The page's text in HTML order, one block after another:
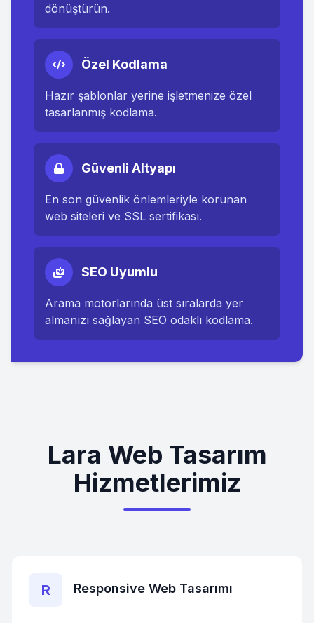
dönüştürün.
Özel Kodlama
Hazır şablonlar yerine işletmenize özel
tasarlanmış kodlama.
Güvenli Altyapı
En son güvenlik önlemleriyle korunan
web siteleri ve SSL sertifikası.
SEO Uyumlu
Arama motorlarında üst sıralarda yer
almanızı sağlayan SEO odaklı kodlama.
Lara Web Tasarım
Hizmetlerimiz
R Responsive Web Tasarımı